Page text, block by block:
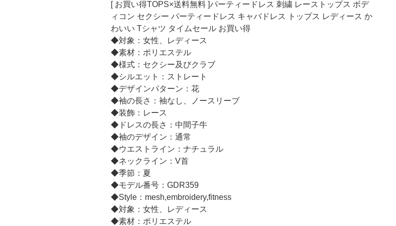
[ お買い得TOPS×送料無料 ]パーティードレス 刺繍 レーストップス ボデ
ィコン セクシー パーティードレス キャバドレス トップス レディース か
わいい Tシャツ タイムセール お買い得
◆対象：女性、レディース
◆素材：ポリエステル
◆様式：セクシー及びクラブ
◆シルエット：ストレート
◆デザインパターン：花
◆袖の長さ：袖なし、ノースリーブ
◆装飾：レース
◆ドレスの長さ：中間子牛
◆袖のデザイン：通常
◆ウエストライン：ナチュラル
◆ネックライン：V首
◆季節：夏
◆モデル番号：GDR359
◆Style：mesh,embroidery,fitness
◆対象：女性、レディース
◆素材：ポリエステル